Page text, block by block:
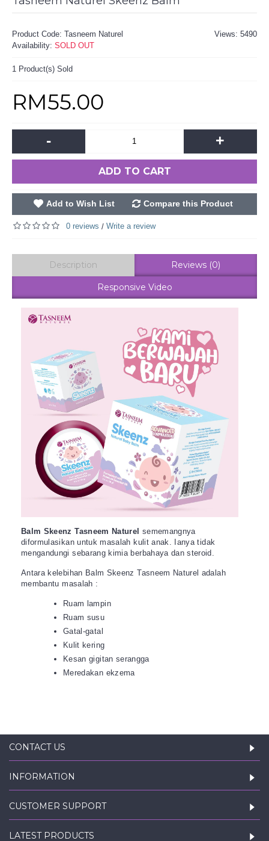
Views: 5490
Product Code: Tasneem Naturel
Availability: SOLD OUT
1 Product(s) Sold
RM55.00
- +
ADD TO CART
Add to Wish List Compare this Product
0 reviews / Write a review
Description Reviews (0)
Responsive Video
Balm Skeenz Tasneem Naturel sememangnya
diformulasikan untuk masalah kulit anak. Ianya tidak
mengandungi sebarang kimia berbahaya dan steroid.
Antara kelebihan Balm Skeenz Tasneem Naturel adalah
membantu masalah :
Ruam lampin
Ruam susu
Gatal-gatal
Kulit kering
Kesan gigitan serangga
Meredakan ekzema
CONTACT US
INFORMATION
CUSTOMER SUPPORT
LATEST PRODUCTS